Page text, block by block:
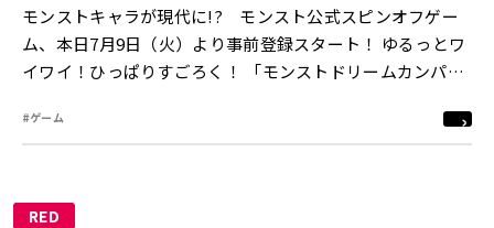
モンストキャラが現代に!? モンスト公式スピンオフゲー
ム、本日7月9日（火）より事前登録スタート！ ゆるっとワ
イワイ！ひっぱりすごろく！ 「モンストドリームカンパニ
#ゲーム
RED